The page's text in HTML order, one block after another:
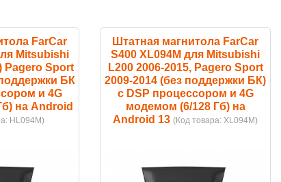
FarCar
Mitsubishi
Pagero Sport
БК
и 4G
на Android
HL094M)
Штатная магнитола FarCar
S400 XL094M для Mitsubishi
L200 2006-2015, Pagero Sport
2009-2014 (без поддержки БК)
с DSP процессором и 4G
модемом (6/128 Гб) на
Android 13 (Код товара: XL094M)